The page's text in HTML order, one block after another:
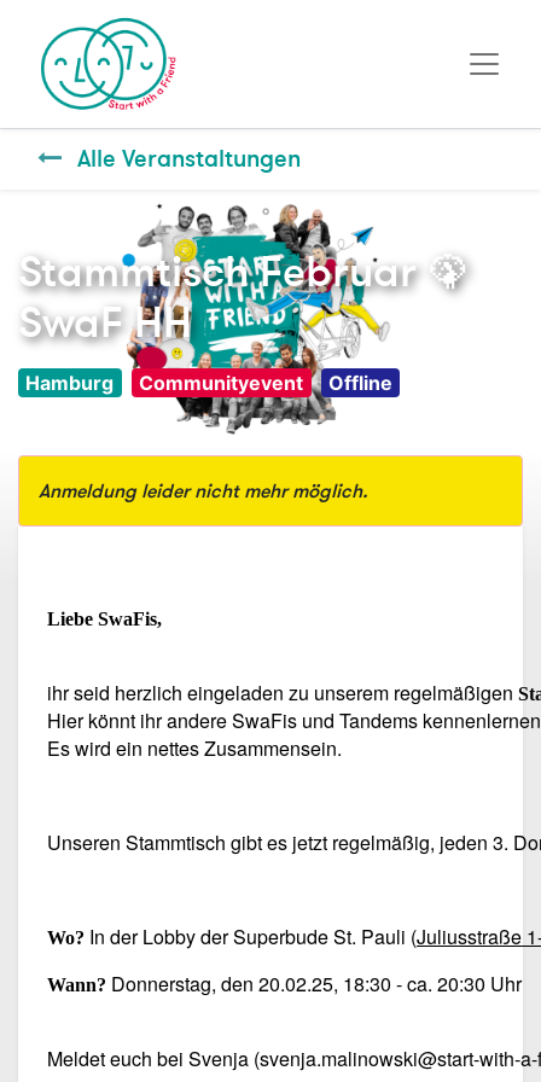
Alle Veranstaltungen
Stammtisch Februar 🦚
SwaF HH
Hamburg Communityevent Offline
Anmeldung leider nicht mehr möglich.
Liebe SwaFis,
ihr seid herzlich eingeladen zu unserem regelmäßigen
Hier könnt ihr andere SwaFis und Tandems
Es wird ein nettes Zusammensein.
Unseren Stammtisch gibt es jetzt regelmäßig, jeden 3.
Wo? In der Lobby der Superbude St. Pauli (Juliusstraße
Wann? Donnerstag, den 20.02.25, 18:30 - ca. 20:30 Uhr
Meldet euch bei Svenja (svenja.malinowski@start-with-